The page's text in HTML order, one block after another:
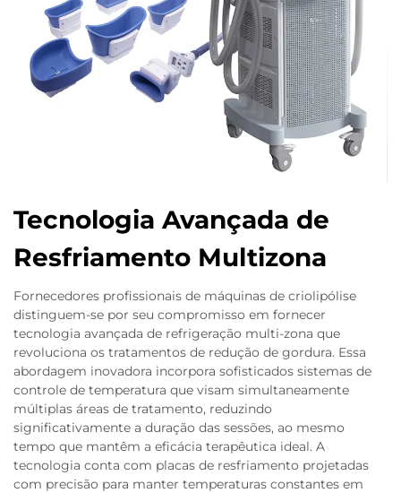
Tecnologia Avançada de
Resfriamento Multizona
Fornecedores profissionais de máquinas de criolipólise
distinguem-se por seu compromisso em fornecer
tecnologia avançada de refrigeração multi-zona que
revoluciona os tratamentos de redução de gordura. Essa
abordagem inovadora incorpora sofisticados sistemas de
controle de temperatura que visam simultaneamente
múltiplas áreas de tratamento, reduzindo
significativamente a duração das sessões, ao mesmo
tempo que mantêm a eficácia terapêutica ideal. A
tecnologia conta com placas de resfriamento projetadas
com precisão para manter temperaturas constantes em